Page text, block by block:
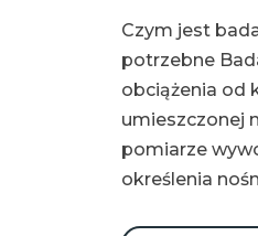
Czym jest
potrzebne
obciążenia od
umieszczonej
pomiarze
określenia